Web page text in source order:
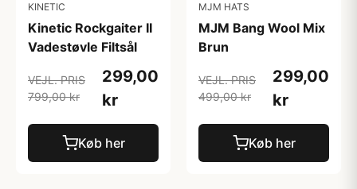
KINETIC
Kinetic Rockgaiter II
Vadestøvle Filtsål
VEJL. PRIS
799,00 kr
299,00
kr
Køb her
MJM HATS
MJM Bang Wool Mix
Brun
VEJL. PRIS
499,00 kr
299,00
kr
Køb her